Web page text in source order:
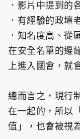
．影片中提到的
．有經驗的政壇
．知名度高、從
在安全名單的邊
上進入國會，就
總而言之，現行
在一起的，所以
值」，也會被視